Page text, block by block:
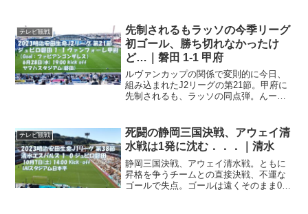
NG。今まで、悩んだときは行くとき。時
間があるなら、遠征！...
テレビ観戦
先制されるもラッソの今季リーグ
初ゴール、勝ち切れなかったけ
ど…｜磐田 1-1 甲府
ルヴァンカップの関係で変則的に今日、
組み込まれたJ2リーグの第21節。甲府に
先制されるも、ラッソの同点弾。んー、
前節で後半戦スタート．．．えっと、第
22節なので間違い...
テレビ観戦
死闘の静岡三国決戦、アウェイ清
水戦は1発に沈む．．．｜清水
静岡三国決戦、アウェイ清水戦。ともに
昇格を争うチームとの直接決戦、不運な
ゴールで失点。ゴールは遠くそのまま0-1